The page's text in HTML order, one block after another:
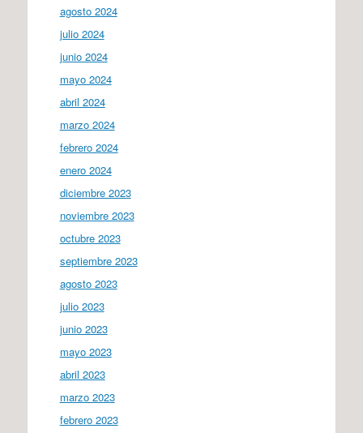
agosto 2024
julio 2024
junio 2024
mayo 2024
abril 2024
marzo 2024
febrero 2024
enero 2024
diciembre 2023
noviembre 2023
octubre 2023
septiembre 2023
agosto 2023
julio 2023
junio 2023
mayo 2023
abril 2023
marzo 2023
febrero 2023